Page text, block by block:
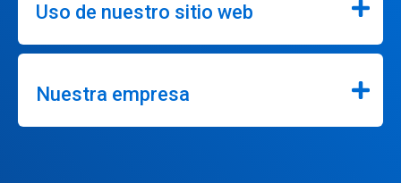
Uso de nuestro sitio web
Nuestra empresa